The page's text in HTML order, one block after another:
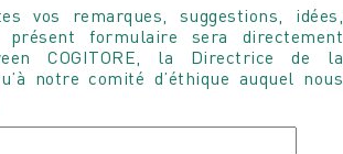
vos remarques, suggestions, idées,
présent formulaire sera directement
COGITORE, la Directrice de la
notre comité d’éthique auquel nous